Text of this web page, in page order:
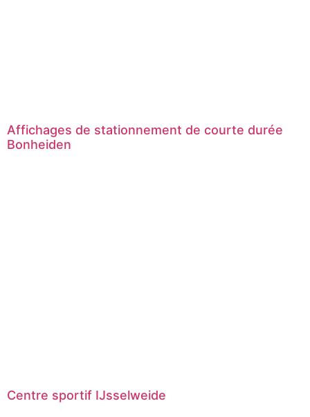
Affichages de stationnement de courte durée
Bonheiden
Centre sportif IJsselweide